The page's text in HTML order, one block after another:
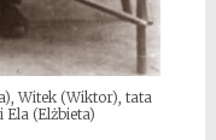
Witek (Wiktor), tata
Ela (Elżbieta)